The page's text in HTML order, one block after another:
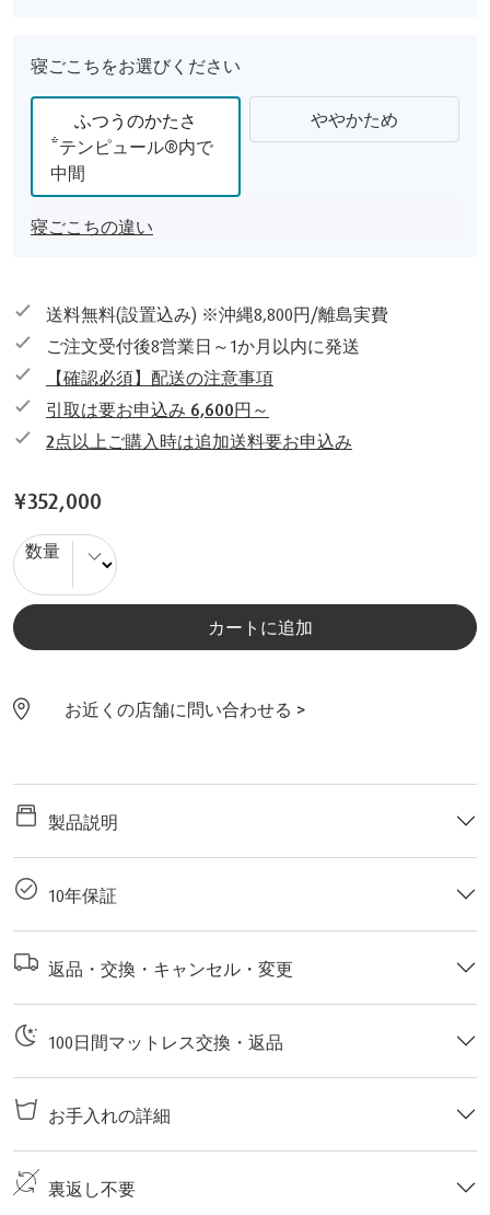
寝ごこちをお選びください
ふつうのかたさ
*テンピュール®内で
中間
ややかため
寝ごこちの違い
送料無料(設置込み) ※沖縄8,800円/離島実費
ご注文受付後8営業日～1か月以内に発送
【確認必須】配送の注意事項
引取は要お申込み 6,600円～
2点以上ご購入時は追加送料要お申込み
¥352,000
数量
カートに追加
お近くの店舗に問い合わせる >
製品説明
10年保証
返品・交換・キャンセル・変更
100日間マットレス交換・返品
お手入れの詳細
裏返し不要